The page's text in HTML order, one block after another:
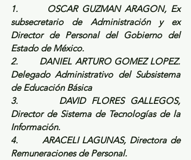
1.       OSCAR GUZMAN ARAGON, Ex
subsecretario de Administración y ex
Director de Personal del Gobierno del
Estado de México.
2.       DANIEL ARTURO GOMEZ LOPEZ.
Delegado Administrativo del Subsistema
de Educación Básica
3.       DAVID FLORES GALLEGOS,
Director de Sistema de Tecnologías de la
Información.
4.       ARACELI LAGUNAS, Directora de
Remuneraciones de Personal.